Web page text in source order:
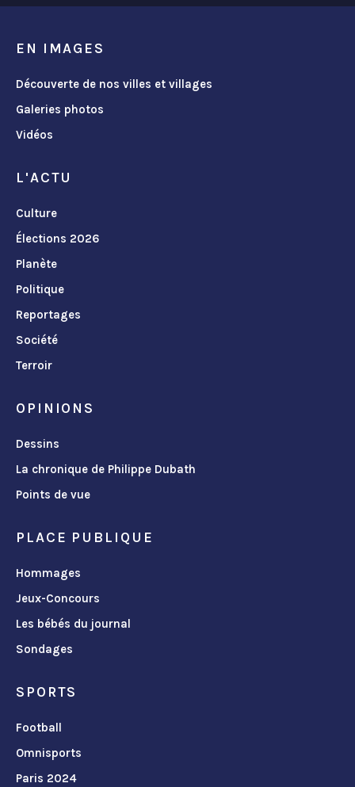
EN IMAGES
Découverte de nos villes et villages
Galeries photos
Vidéos
L'ACTU
Culture
Élections 2026
Planète
Politique
Reportages
Société
Terroir
OPINIONS
Dessins
La chronique de Philippe Dubath
Points de vue
PLACE PUBLIQUE
Hommages
Jeux-Concours
Les bébés du journal
Sondages
SPORTS
Football
Omnisports
Paris 2024